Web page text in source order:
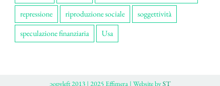
repressione
riproduzione sociale
soggettività
speculazione finanziaria
Usa
ɔopyleft 2013 | 2025 Effimera | Website byST